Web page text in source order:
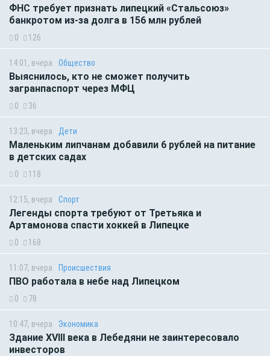
ФНС требует признать липецкий «Стальсоюз»
банкротом из-за долга в 156 млн рублей
0 126
14:01, вчера Общество
Выяснилось, кто не сможет получить
загранпаспорт через МФЦ
0 36
13:23, вчера Дети
Маленьким липчанам добавили 6 рублей на питание
в детских садах
0 118
12:15, вчера Спорт
Легенды спорта требуют от Третьяка и
Артамонова спасти хоккей в Липецке
0 168
11:07, вчера Происшествия
ПВО работала в небе над Липецком
0 78
10:47, вчера Экономика
Здание XVIII века в Лебедяни не заинтересовало
инвесторов